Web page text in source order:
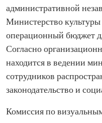
административной
Министерство
операционный бюджет
Согласно
находится в ведении
сотрудников
законодательство и
Комиссия по